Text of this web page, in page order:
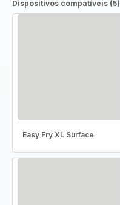
Dispositivos compatíveis (5)
Easy Fry XL Surface